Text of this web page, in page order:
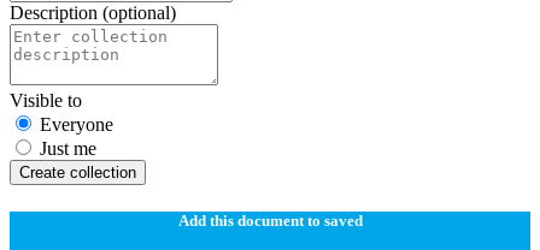
Description (optional)
Visible to
Everyone
Just me
Create collection
Add this document to saved